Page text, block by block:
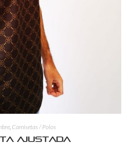
Camisetas / Polos
ajustada